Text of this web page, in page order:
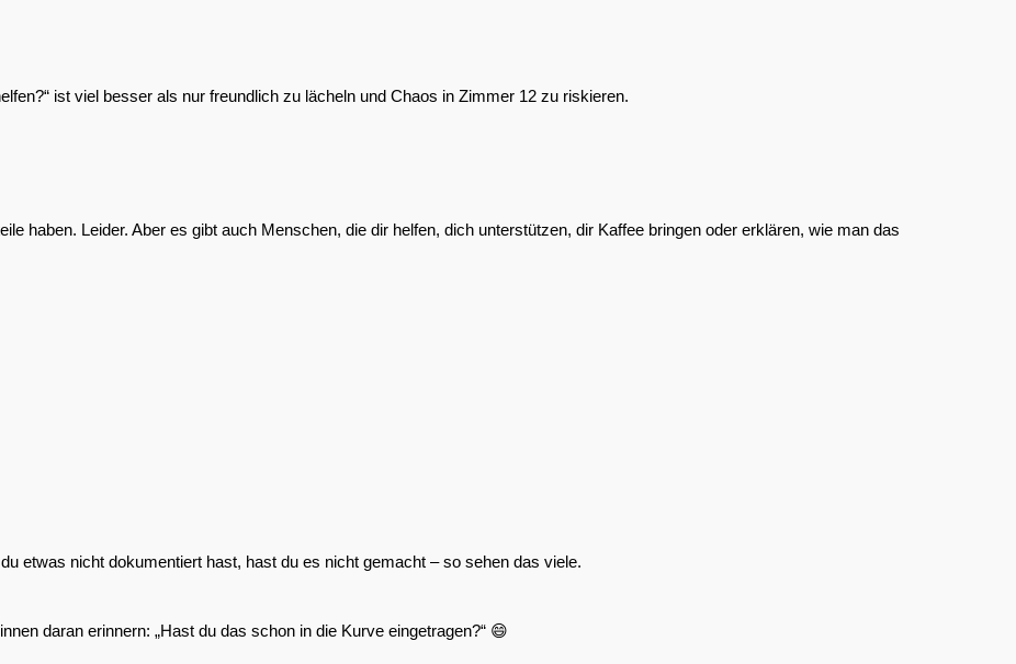
ist viel besser als nur freundlich zu lächeln und Chaos in Zimmer 12 zu riskieren.
haben. Leider. Aber es gibt auch Menschen, die dir helfen, dich unterstützen, dir Kaffee bringen oder erklären, wie man das
etwas nicht dokumentiert hast, hast du es nicht gemacht – so sehen das viele.
daran erinnern: „Hast du das schon in die Kurve eingetragen?“ 😄